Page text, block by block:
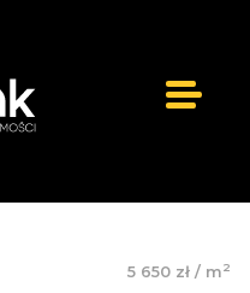
5 650 zł / m2